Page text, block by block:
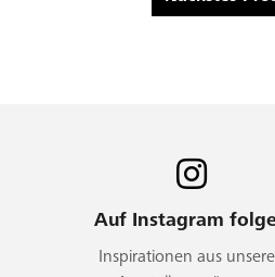
Auf Instagram
Inspirationen aus